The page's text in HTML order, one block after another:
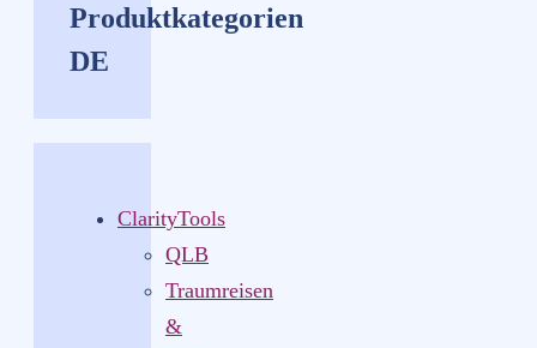
Produktkategorien
DE
ClarityTools
QLB
Traumreisen
&